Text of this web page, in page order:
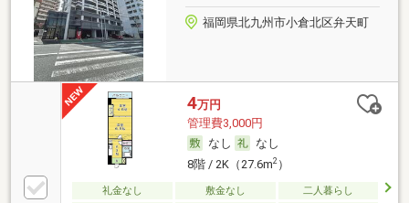
福岡県北九州市小倉北区弁天町
4万円
管理費3,000円
なし
なし
8階 / 2K（27.6m2）
礼金なし 敷金なし
二人暮らし